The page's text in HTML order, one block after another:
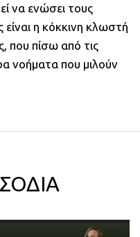
να ενώσει τους
είναι η κόκκινη κλωστή
που πίσω από τις
νοήματα που μιλούν